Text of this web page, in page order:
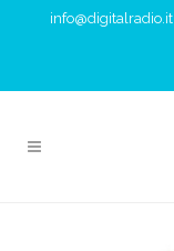
info@digitalradio.it